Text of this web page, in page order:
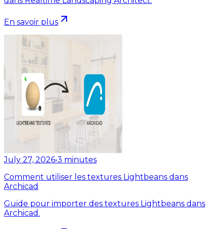
En savoir plus
July 27, 2026•3 minutes
Comment utiliser les textures Lightbeans dans
Archicad
Guide pour importer des textures Lightbeans dans
Archicad.